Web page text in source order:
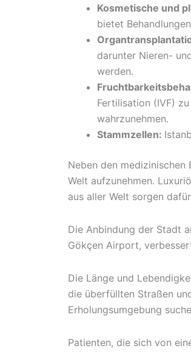
Kosmetische und
bietet
darunter Nieren-
werden.
Fertilisation (IVF)
wahrzunehmen.
Stammzellen:
Neben den
Welt aufzunehmen.
aus aller Welt sorgen
Die Anbindung der Stadt
Gökçen Airport,
Die Länge und
die überfüllten Straßen
Erholungsumgebung
Patienten, die sich von